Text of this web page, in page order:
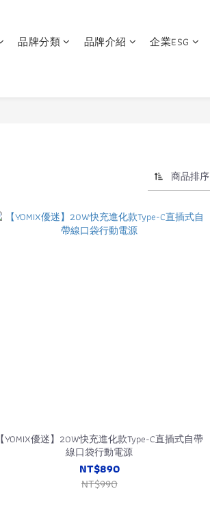
品牌分類 品牌介紹 企業ESG
商品排序
【YOMIX優迷】20W快充進化款Type-C直插式自帶
線口袋行動電源
NT$890
NT$990